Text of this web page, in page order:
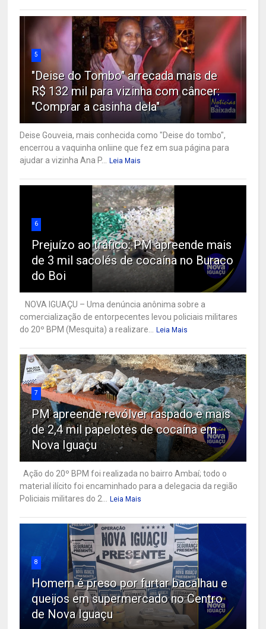
5
"Deise do Tombo" arrecada mais de
R$ 132 mil para vizinha com câncer:
"Comprar a casinha dela"
Deise Gouveia, mais conhecida como "Deise do tombo",
encerrou a vaquinha onliine que fez em sua página para
ajudar a vizinha Ana P... Leia Mais
6
Prejuízo ao tráfico: PM apreende mais
de 3 mil sacolés de cocaína no Buraco
do Boi
NOVA IGUAÇU – Uma denúncia anônima sobre a
comercialização de entorpecentes levou policiais militares
do 20º BPM (Mesquita) a realizare... Leia Mais
7
PM apreende revólver raspado e mais
de 2,4 mil papelotes de cocaína em
Nova Iguaçu
Ação do 20º BPM foi realizada no bairro Ambaí; todo o
material ilícito foi encaminhado para a delegacia da região
Policiais militares do 2... Leia Mais
8
Homem é preso por furtar bacalhau e
queijos em supermercado no Centro
de Nova Iguaçu